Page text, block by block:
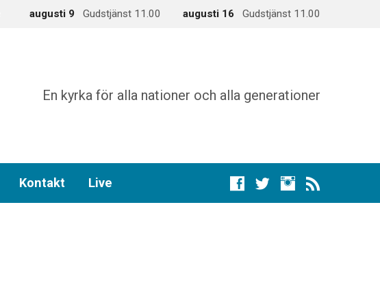
augusti 9 Gudstjänst 11.00 augusti 16 Gudstjänst 11.00
En kyrka för alla nationer och alla generationer
Kontakt Live